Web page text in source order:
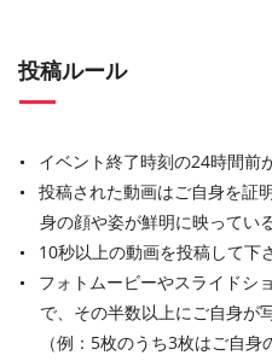
投稿ルール
イベント終了時刻の24時間前
投稿された動画はご自身を証
身の顔や姿が鮮明に映ってい
10秒以上の動画を投稿して下
フォトムービーやスライドシ
で、その半数以上にご自身が
（例：5枚のうち3枚はご自身